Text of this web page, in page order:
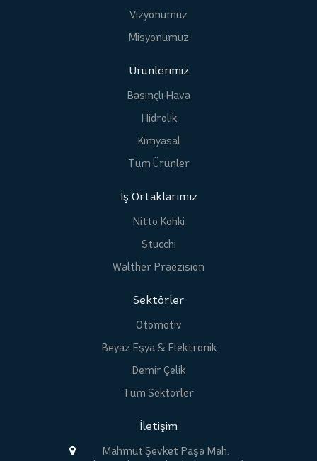
Vizyonumuz
Misyonumuz
Ürünlerimiz
Basınçlı Hava
Hidrolik
Kimyasal
Tüm Ürünler
İş Ortaklarımız
Nitto Kohki
Stucchi
Walther Praezision
Sektörler
Otomotiv
Beyaz Eşya & Elektronik
Demir Çelik
Tüm Sektörler
İletişim
Mahmut Şevket Paşa Mah.